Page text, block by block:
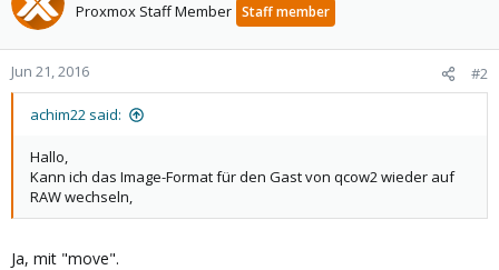
Proxmox Staff Member Staff member
Jun 21, 2016 #2
achim22 said:
Hallo,
Kann ich das Image-Format für den Gast von qcow2 wieder auf
RAW wechseln,
Ja, mit "move".